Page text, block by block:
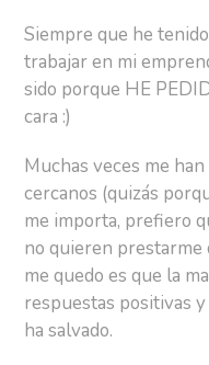
Siempre que he
trabajar en mi
sido porque HE
cara :)
Muchas veces me
cercanos (quizás
me importa, prefiero
no quieren prestarme
me quedo es que la
respuestas positivas y
ha salvado.